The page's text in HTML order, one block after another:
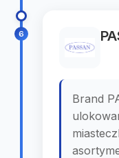
6
Brand